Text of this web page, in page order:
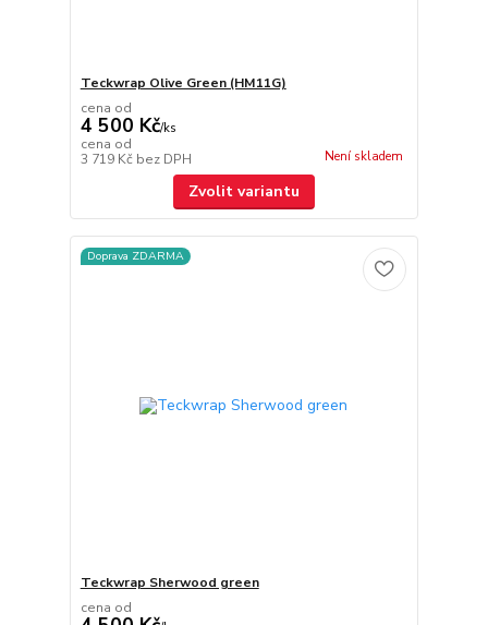
Teckwrap Olive Green (HM11G)
cena od
4 500 Kč/ks
cena od
3 719 Kč bez DPH Není skladem
Zvolit variantu
Doprava ZDARMA
Teckwrap Sherwood green
cena od